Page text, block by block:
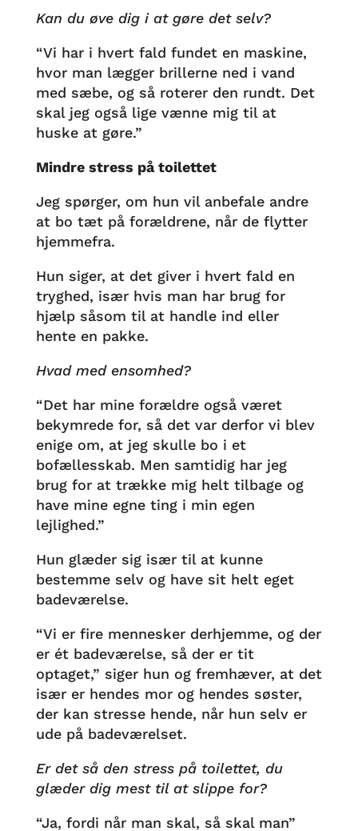
Kan du øve dig i at gøre det selv?
“Vi har i hvert fald fundet en maskine,
hvor man lægger brillerne ned i vand
med sæbe, og så roterer den rundt. Det
skal jeg også lige vænne mig til at
huske at gøre.”
Mindre stress på toilettet
Jeg spørger, om hun vil anbefale andre
at bo tæt på forældrene, når de flytter
hjemmefra.
Hun siger, at det giver i hvert fald en
tryghed, især hvis man har brug for
hjælp såsom til at handle ind eller
hente en pakke.
Hvad med ensomhed?
“Det har mine forældre også været
bekymrede for, så det var derfor vi blev
enige om, at jeg skulle bo i et
bofællesskab. Men samtidig har jeg
brug for at trække mig helt tilbage og
have mine egne ting i min egen
lejlighed.”
Hun glæder sig især til at kunne
bestemme selv og have sit helt eget
badeværelse.
“Vi er fire mennesker derhjemme, og der
er ét badeværelse, så der er tit
optaget,” siger hun og fremhæver, at det
især er hendes mor og hendes søster,
der kan stresse hende, når hun selv er
ude på badeværelset.
Er det så den stress på toilettet, du
glæder dig mest til at slippe for?
“Ja, fordi når man skal, så skal man”